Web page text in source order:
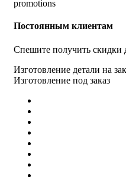
Постоянным клиентам
Спешите получить скидки
Изготовление детали на
Изготовление под заказ